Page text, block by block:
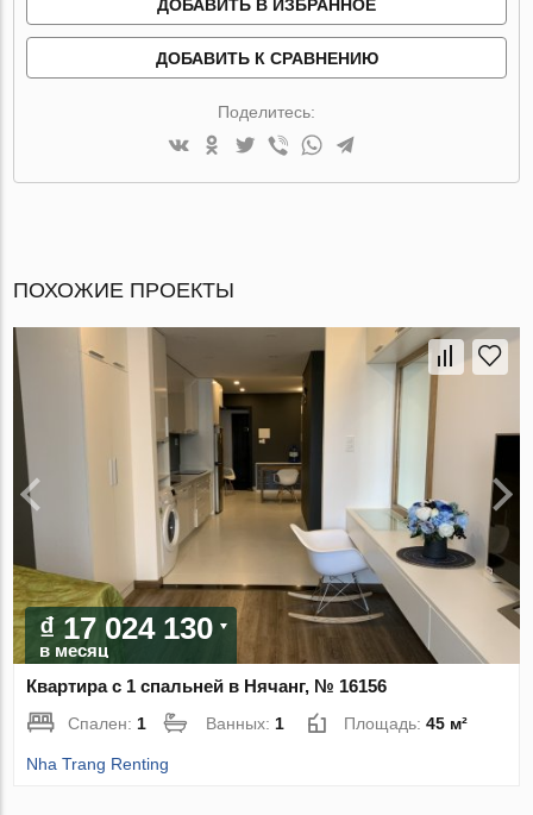
ДОБАВИТЬ В ИЗБРАННОЕ
ДОБАВИТЬ К СРАВНЕНИЮ
Поделитесь:
ПОХОЖИЕ ПРОЕКТЫ
₫ 17 024 130
в месяц
Квартира с 1 спальней в Нячанг, № 16156
Спален:1 Ванных:1 Площадь:45 м²
Nha Trang Renting